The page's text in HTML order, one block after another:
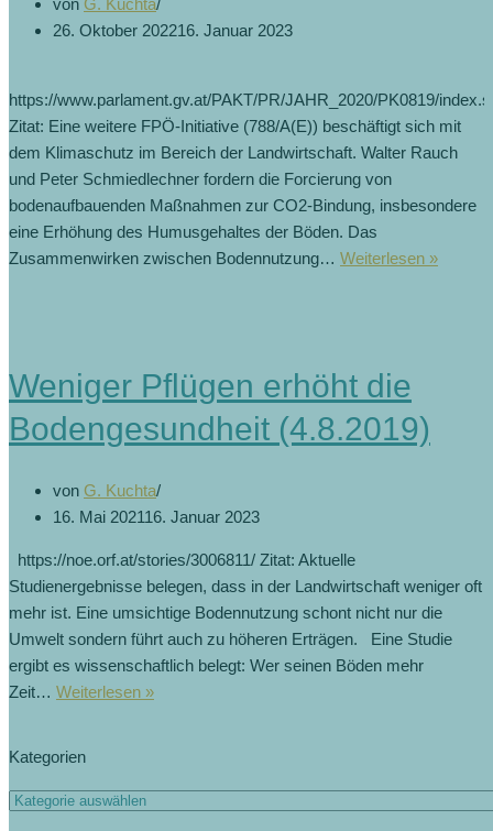
von G. Kuchta
26. Oktober 202216. Januar 2023
https://www.parlament.gv.at/PAKT/PR/JAHR_2020/PK0819/
Zitat: Eine weitere FPÖ-Initiative (788/A(E)) beschäftigt sich mit
dem Klimaschutz im Bereich der Landwirtschaft. Walter Rauch
und Peter Schmiedlechner fordern die Forcierung von
bodenaufbauenden Maßnahmen zur CO2-Bindung, insbesondere
eine Erhöhung des Humusgehaltes der Böden. Das
Zusammenwirken zwischen Bodennutzung… Weiterlesen »CO2-
Weniger Pflügen erhöht die
Bodengesundheit (4.8.2019)
von G. Kuchta
16. Mai 202116. Januar 2023
https://noe.orf.at/stories/3006811/ Zitat: Aktuelle
Studienergebnisse belegen, dass in der Landwirtschaft weniger oft
mehr ist. Eine umsichtige Bodennutzung schont nicht nur die
Umwelt sondern führt auch zu höheren Erträgen. Eine Studie
ergibt es wissenschaftlich belegt: Wer seinen Böden mehr
Zeit… Weiterlesen »Weniger
Bodengesundheit
Kategorien
Kategorien